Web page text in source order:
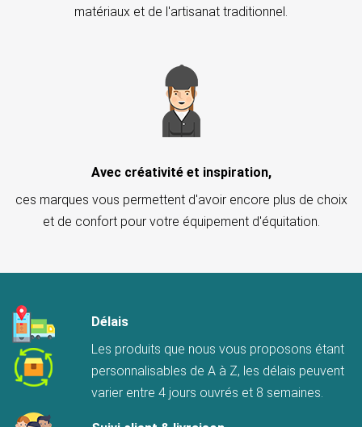
matériaux et de l'artisanat traditionnel.
Avec créativité et inspiration,
ces marques vous permettent d'avoir encore plus de choix
et de confort pour votre équipement d'équitation.
Délais
Les produits que nous vous proposons étant
personnalisables de A à Z, les délais peuvent
varier entre 4 jours ouvrés et 8 semaines.